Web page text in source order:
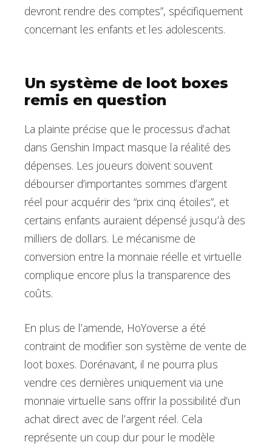
devront rendre des comptes”, spécifiquement
concernant les enfants et les adolescents.
Un système de loot boxes
remis en question
La plainte précise que le processus d’achat
dans Genshin Impact masque la réalité des
dépenses. Les joueurs doivent souvent
débourser d’importantes sommes d’argent
réel pour acquérir des “prix cinq étoiles”, et
certains enfants auraient dépensé jusqu’à des
milliers de dollars. Le mécanisme de
conversion entre la monnaie réelle et virtuelle
complique encore plus la transparence des
coûts.
En plus de l’amende, HoYoverse a été
contraint de modifier son système de vente de
loot boxes. Dorénavant, il ne pourra plus
vendre ces dernières uniquement via une
monnaie virtuelle sans offrir la possibilité d’un
achat direct avec de l’argent réel. Cela
représente un coup dur pour le modèle